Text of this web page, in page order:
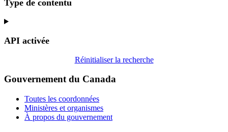
Type de contentu
API activée
Réinitialiser la recherche
Gouvernement du Canada
Toutes les coordonnées
Ministères et organismes
À propos du gouvernement